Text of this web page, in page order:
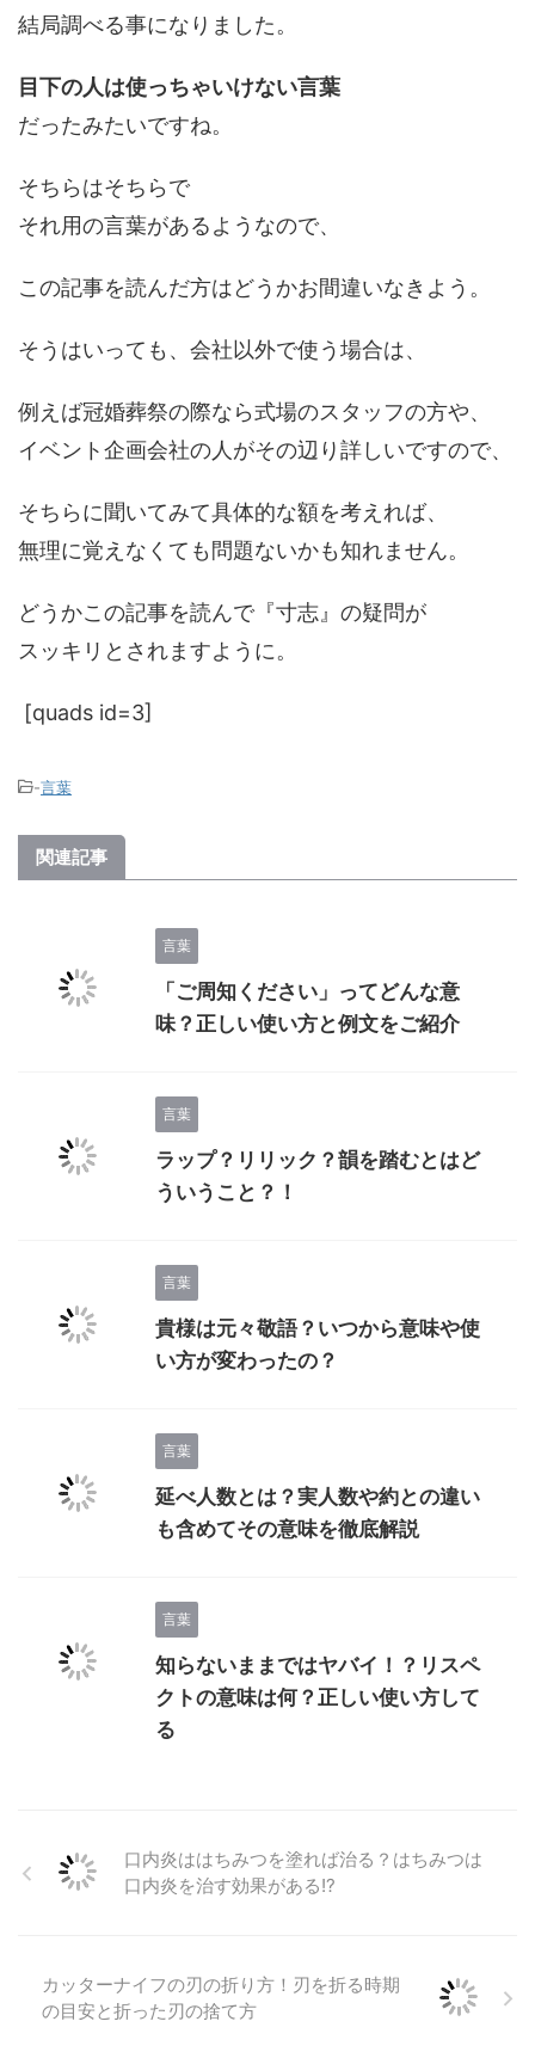
結局調べる事になりました。
目下の人は使っちゃいけない言葉
だったみたいですね。
そちらはそちらで
それ用の言葉があるようなので、
この記事を読んだ方はどうかお間違いなきよう。
そうはいっても、会社以外で使う場合は、
例えば冠婚葬祭の際なら式場のスタッフの方や、
イベント企画会社の人がその辺り詳しいですので、
そちらに聞いてみて具体的な額を考えれば、
無理に覚えなくても問題ないかも知れません。
どうかこの記事を読んで『寸志』の疑問が
スッキリとされますように。
[quads id=3]
-言葉
関連記事
言葉
「ご周知ください」ってどんな意
味？正しい使い方と例文をご紹介
言葉
ラップ？リリック？韻を踏むとはど
ういうこと？！
言葉
貴様は元々敬語？いつから意味や使
い方が変わったの？
言葉
延べ人数とは？実人数や約との違い
も含めてその意味を徹底解説
言葉
知らないままではヤバイ！？リスペ
クトの意味は何？正しい使い方して
る
口内炎ははちみつを塗れば治る？はちみつは
口内炎を治す効果がある!?
カッターナイフの刃の折り方！刃を折る時期
の目安と折った刃の捨て方